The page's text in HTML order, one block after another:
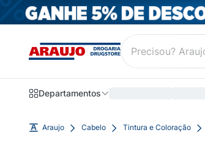
Departamentos
Araujo Cabelo Tintura e Coloração